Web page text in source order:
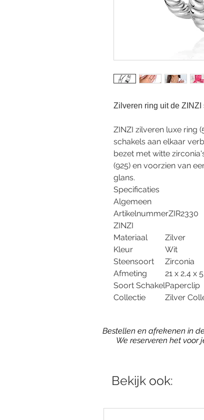
Zilveren ring uit de
ZINZI zilveren luxe ring
schakels aan elkaar
bezet met witte
(925) en voorzien van
glans.
Specificaties
Algemeen
ArtikelnummerZIR2330
ZINZI
Materiaal
Zilver
Kleur
Wit
Steensoort
Zirconia
Afmeting
21 x 2,4 x
Soort SchakelPaperclip
Collectie
Zilver
Bestellen en afrekenen in
We reserveren het
Bekijk ook: